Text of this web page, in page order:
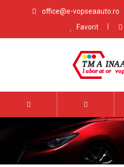
office@e-vopseaauto.ro
Favorit